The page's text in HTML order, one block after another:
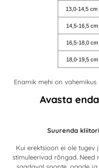
13,0-14,5 cm
14,5-16,5 cm
16,5-18,0 cm
18,0-19,5 cm
Enamik mehi on vahemikus
Avasta
Suurenda
Kui erektsioon ei ole
stimuleerivad rõngad.